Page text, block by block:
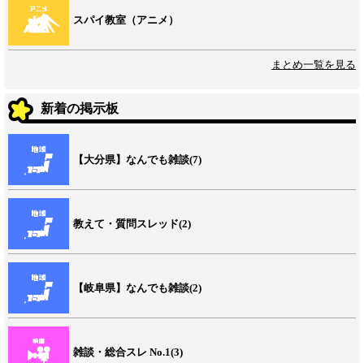
スパイ教室（アニメ）
まとめ一覧を見る
新着の掲示板
【大分県】なんでも雑談(7)
教えて・質問スレッド(2)
【岐阜県】なんでも雑談(2)
雑談・総合スレ No.1(3)